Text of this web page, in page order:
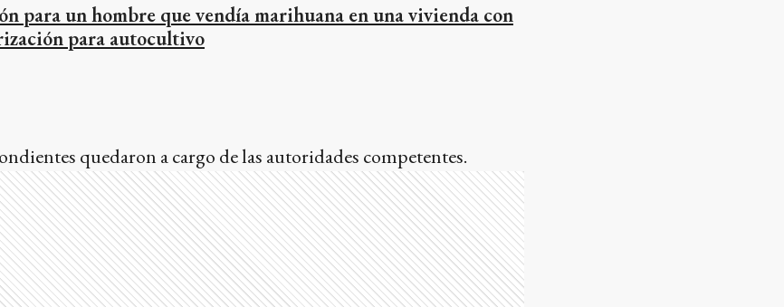
para un hombre que vendía marihuana en una vivienda con
para autocultivo
quedaron a cargo de las autoridades competentes.